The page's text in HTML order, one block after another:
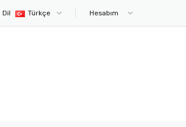
Dil Türkçe Hesabım